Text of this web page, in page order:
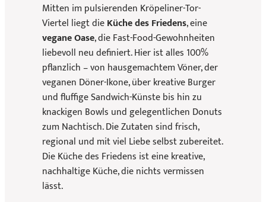
Mitten im pulsierenden Kröpeliner-Tor-
Viertel liegt dieKüche des Friedens, eine
vegane Oase, die Fast-Food-Gewohnheiten
liebevoll neu definiert. Hier ist alles 100%
pflanzlich – von hausgemachtem Vöner, der
veganen Döner-Ikone, über kreative Burger
und fluffige Sandwich-Künste bis hin zu
knackigen Bowls und gelegentlichen Donuts
zum Nachtisch. Die Zutaten sind frisch,
regional und mit viel Liebe selbst zubereitet.
Die Küche des Friedens ist eine kreative,
nachhaltige Küche, die nichts vermissen
lässt.